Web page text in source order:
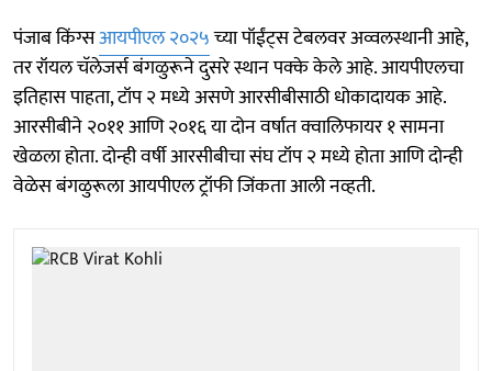
पंजाब किंग्सआयपीएल २०२५च्या पॉईंट्स टेबलवर अव्वलस्थानी आहे,
तर रॉयल चॅलेजर्स बंगळुरूने दुसरे स्थान पक्के केले आहे. आयपीएलचा
इतिहास पाहता, टॉप २ मध्ये असणे आरसीबीसाठी धोकादायक आहे.
आरसीबीने २०११ आणि २०१६ या दोन वर्षात क्वालिफायर १ सामना
खेळला होता. दोन्ही वर्षी आरसीबीचा संघ टॉप २ मध्ये होता आणि दोन्ही
वेळेस बंगळुरूला आयपीएल ट्रॉफी जिंकता आली नव्हती.